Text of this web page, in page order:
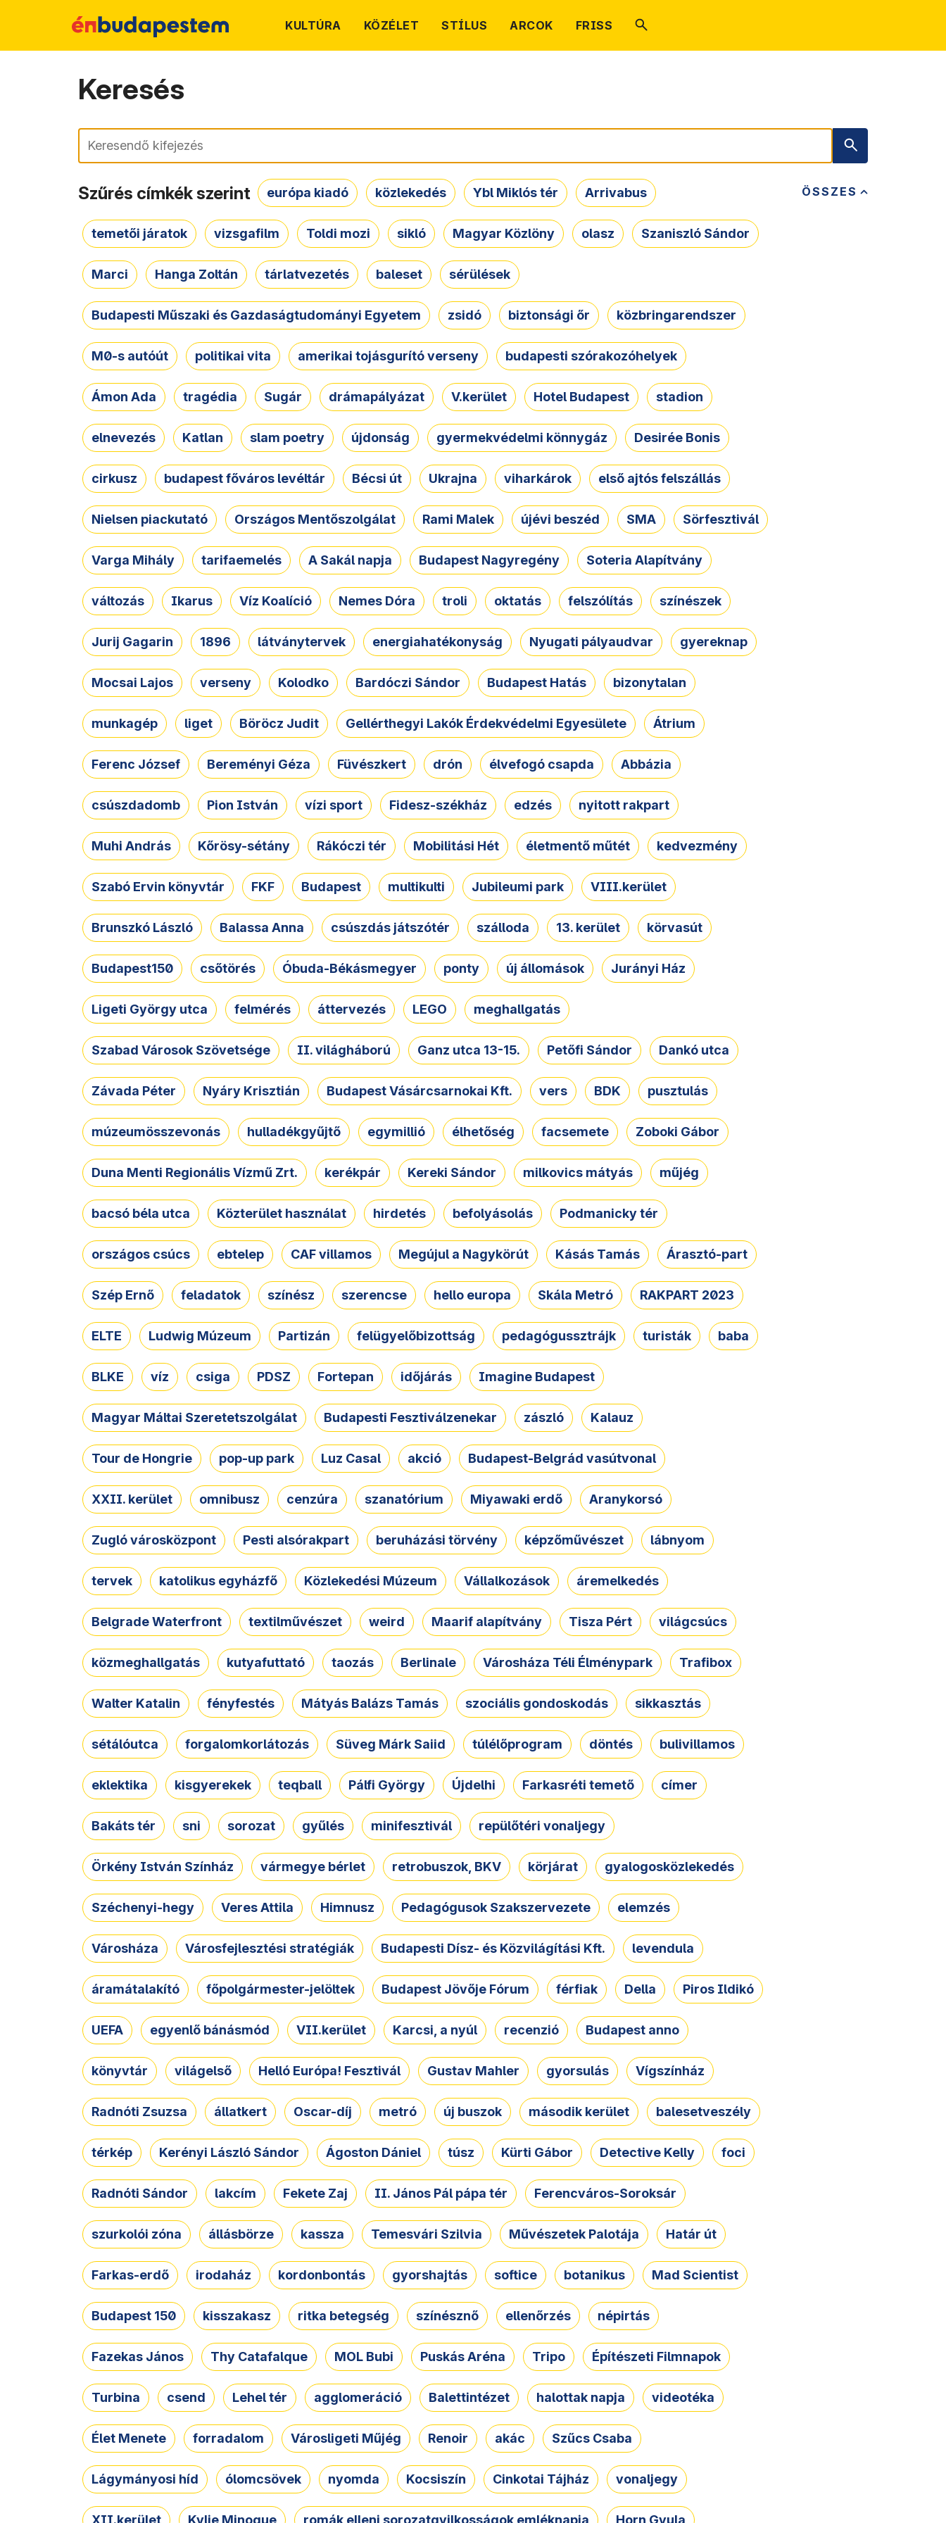
KULTÚRA KÖZÉLET STÍLUS ARCOK FRISS
Keresés
Keresés
ÖSSZES
Szűrés címkék szerint európa kiadó közlekedés Ybl Miklós tér Arrivabus
temetői járatok vizsgafilm Toldi mozi sikló Magyar Közlöny olasz Szaniszló Sándor
Marci Hanga Zoltán tárlatvezetés baleset sérülések
Budapesti Műszaki és Gazdaságtudományi Egyetem zsidó biztonsági őr közbringarendszer
M0-s autóút politikai vita amerikai tojásgurító verseny budapesti szórakozóhelyek
Ámon Ada tragédia Sugár drámapályázat V.kerület Hotel Budapest stadion
elnevezés Katlan slam poetry újdonság gyermekvédelmi könnygáz Desirée Bonis
cirkusz budapest főváros levéltár Bécsi út Ukrajna viharkárok első ajtós felszállás
Nielsen piackutató Országos Mentőszolgálat Rami Malek újévi beszéd SMA Sörfesztivál
Varga Mihály tarifaemelés A Sakál napja Budapest Nagyregény Soteria Alapítvány
változás Ikarus Víz Koalíció Nemes Dóra troli oktatás felszólítás színészek
Jurij Gagarin 1896 látványtervek energiahatékonyság Nyugati pályaudvar gyereknap
Mocsai Lajos verseny Kolodko Bardóczi Sándor Budapest Hatás bizonytalan
munkagép liget Böröcz Judit Gellérthegyi Lakók Érdekvédelmi Egyesülete Átrium
Ferenc József Bereményi Géza Füvészkert drón élvefogó csapda Abbázia
csúszdadomb Pion István vízi sport Fidesz-székház edzés nyitott rakpart
Muhi András Kőrösy-sétány Rákóczi tér Mobilitási Hét életmentő műtét kedvezmény
Szabó Ervin könyvtár FKF Budapest multikulti Jubileumi park VIII.kerület
Brunszkó László Balassa Anna csúszdás játszótér szálloda 13. kerület körvasút
Budapest150 csőtörés Óbuda-Békásmegyer ponty új állomások Jurányi Ház
Ligeti György utca felmérés áttervezés LEGO meghallgatás
Szabad Városok Szövetsége II. világháború Ganz utca 13-15. Petőfi Sándor Dankó utca
Závada Péter Nyáry Krisztián Budapest Vásárcsarnokai Kft. vers BDK pusztulás
múzeumösszevonás hulladékgyűjtő egymillió élhetőség facsemete Zoboki Gábor
Duna Menti Regionális Vízmű Zrt. kerékpár Kereki Sándor milkovics mátyás műjég
bacsó béla utca Közterület használat hirdetés befolyásolás Podmanicky tér
országos csúcs ebtelep CAF villamos Megújul a Nagykörút Kásás Tamás Árasztó-part
Szép Ernő feladatok színész szerencse hello europa Skála Metró RAKPART 2023
ELTE Ludwig Múzeum Partizán felügyelőbizottság pedagógussztrájk turisták baba
BLKE víz csiga PDSZ Fortepan időjárás Imagine Budapest
Magyar Máltai Szeretetszolgálat Budapesti Fesztiválzenekar zászló Kalauz
Tour de Hongrie pop-up park Luz Casal akció Budapest-Belgrád vasútvonal
XXII. kerület omnibusz cenzúra szanatórium Miyawaki erdő Aranykorsó
Zugló városközpont Pesti alsórakpart beruházási törvény képzőművészet lábnyom
tervek katolikus egyházfő Közlekedési Múzeum Vállalkozások áremelkedés
Belgrade Waterfront textilművészet weird Maarif alapítvány Tisza Pért világcsúcs
közmeghallgatás kutyafuttató taozás Berlinale Városháza Téli Élménypark Trafibox
Walter Katalin fényfestés Mátyás Balázs Tamás szociális gondoskodás sikkasztás
sétálóutca forgalomkorlátozás Süveg Márk Saiid túlélőprogram döntés bulivillamos
eklektika kisgyerekek teqball Pálfi György Újdelhi Farkasréti temető címer
Bakáts tér sni sorozat gyűlés minifesztivál repülőtéri vonaljegy
Örkény István Színház vármegye bérlet retrobuszok, BKV körjárat gyalogosközlekedés
Széchenyi-hegy Veres Attila Himnusz Pedagógusok Szakszervezete elemzés
Városháza Városfejlesztési stratégiák Budapesti Dísz- és Közvilágítási Kft. levendula
áramátalakító főpolgármester-jelöltek Budapest Jövője Fórum férfiak Della Piros Ildikó
UEFA egyenlő bánásmód VII.kerület Karcsi, a nyúl recenzió Budapest anno
könyvtár világelső Helló Európa! Fesztivál Gustav Mahler gyorsulás Vígszínház
Radnóti Zsuzsa állatkert Oscar-díj metró új buszok második kerület balesetveszély
térkép Kerényi László Sándor Ágoston Dániel túsz Kürti Gábor Detective Kelly foci
Radnóti Sándor lakcím Fekete Zaj II. János Pál pápa tér Ferencváros-Soroksár
szurkolói zóna állásbörze kassza Temesvári Szilvia Művészetek Palotája Határ út
Farkas-erdő irodaház kordonbontás gyorshajtás softice botanikus Mad Scientist
Budapest 150 kisszakasz ritka betegség színésznő ellenőrzés népirtás
Fazekas János Thy Catafalque MOL Bubi Puskás Aréna Tripo Építészeti Filmnapok
Turbina csend Lehel tér agglomeráció Balettintézet halottak napja videotéka
Élet Menete forradalom Városligeti Műjég Renoir akác Szűcs Csaba
Lágymányosi híd ólomcsövek nyomda Kocsiszín Cinkotai Tájház vonaljegy
XII.kerület Kylie Minogue romák elleni sorozatgyilkosságok emléknapja Horn Gyula